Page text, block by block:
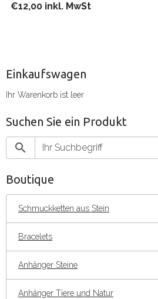
€12,00 inkl. MwSt
Einkaufswagen
Ihr Warenkorb ist leer
Suchen Sie ein Produkt
Boutique
Schmuckketten aus Stein
Bracelets
Anhänger Steine
Anhänger Tiere und Natur